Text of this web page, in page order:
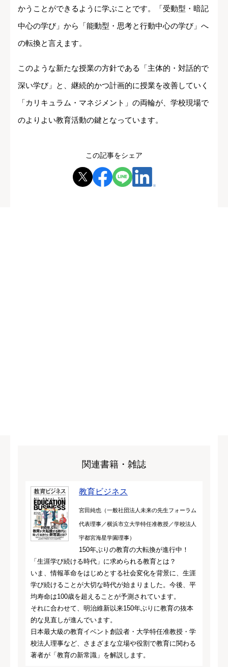
かうことができるように学ぶことです。「受動型・暗記
中心の学び」から「能動型・思考と行動中心の学び」へ
の転換と言えます。
このような新たな授業の方針である「主体的・対話的で
深い学び」と、継続的かつ計画的に授業を改善していく
「カリキュラム・マネジメント」の両輪が、学校現場で
のよりよい教育活動の鍵となっています。
この記事をシェア
関連書籍・雑誌
教育ビジネス
宮田純也（一般社団法人未来の先生フォーラム
代表理事／横浜市立大学特任准教授／学校法人
宇都宮海星学園理事）
150年ぶりの教育の大転換が進行中！
「生涯学び続ける時代」に求められる教育とは？
いま、情報革命をはじめとする社会変化を背景に、生涯
学び続けることが大切な時代が始まりました。今後、平
均寿命は100歳を超えることが予測されています。
それに合わせて、明治維新以来150年ぶりに教育の抜本
的な見直しが進んでいます。
日本最大級の教育イベント創設者・大学特任准教授・学
校法人理事など、さまざまな立場や役割で教育に関わる
著者が「教育の新常識」を解説します。